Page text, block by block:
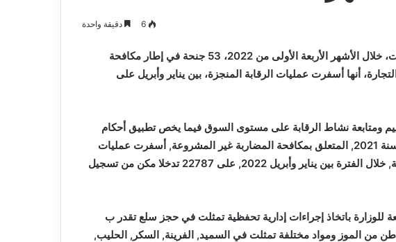
6 دقيقة واحدة
سجلت مصالح وزارة التجارة وترقية الصادرات، خلال الأشهر الأربعة الأولى من 2022، 53 جنحة في إطار مكافحة
أنها أسفرت عمليات الرقابة المنجزة، بين يناير وأبريل على
ومتابعة نشاط الرقابة على مستوى السوق فيما يخص تطبيق أحكام
القانون رقم 21-15 المؤرخ في 28 ديسمبر سنة 2021, المتعلق بمكافحة المضاربة غير المشروعة, أسفرت عمليات
الرقابة المنجزة, بالتنسيق مع المصالح الأمنية, خلال الفترة بين يناير وأبريل 2022, على 22787 تدخلا مكن من تسجيل
للوزارة باتخاذ إجراءات إدارية تحفظية تمثلت في حجز سلع تقدر ب
43ر1612 طن وهو ما يتضمن إلى 69ر843 طن من الموز ومواد مختلفة تمثلت في السميد, الفرينة, السكر, الحليب,